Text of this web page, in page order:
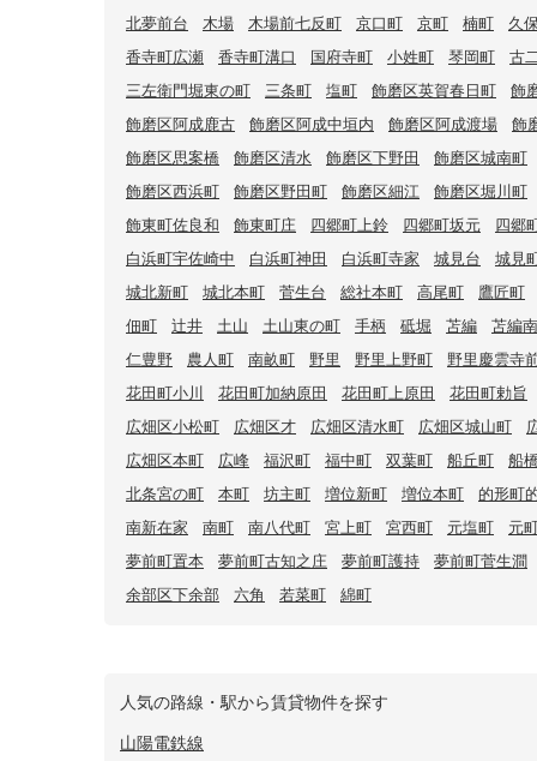
北夢前台
木場 木場前七反町 京口町 京町 楠町
久
香寺町広瀬
香寺町溝口 国府寺町 小姓町 琴岡町
古
三左衛門堀東の町
三条町 塩町 飾磨区英賀春日町
飾
飾磨区阿成鹿古
飾磨区阿成中垣内 飾磨区阿成渡場
飾
飾磨区思案橋
飾磨区清水 飾磨区下野田
飾磨区城南町
飾磨区西浜町
飾磨区野田町 飾磨区細江
飾磨区堀川町
飾東町佐良和
飾東町庄 四郷町上鈴 四郷町坂元
四郷
白浜町宇佐崎中
白浜町神田 白浜町寺家 城見台
城見
城北新町
城北本町 菅生台 総社本町 高尾町
鷹匠町
佃町
辻井 土山 土山東の町 手柄 砥堀 苫編
苫編南
仁豊野
農人町 南畝町 野里 野里上野町
野里慶雲寺
花田町小川
花田町加納原田 花田町上原田
花田町勅旨
広畑区小松町
広畑区才 広畑区清水町 広畑区城山町
広畑区本町
広峰 福沢町 福中町 双葉町 船丘町
船
北条宮の町
本町 坊主町 増位新町 増位本町
的形町
南新在家
南町 南八代町 宮上町 宮西町 元塩町
元
夢前町置本
夢前町古知之庄 夢前町護持
夢前町菅生澗
余部区下余部
六角 若菜町 綿町
人気の路線・駅から賃貸物件を探す
山陽電鉄線